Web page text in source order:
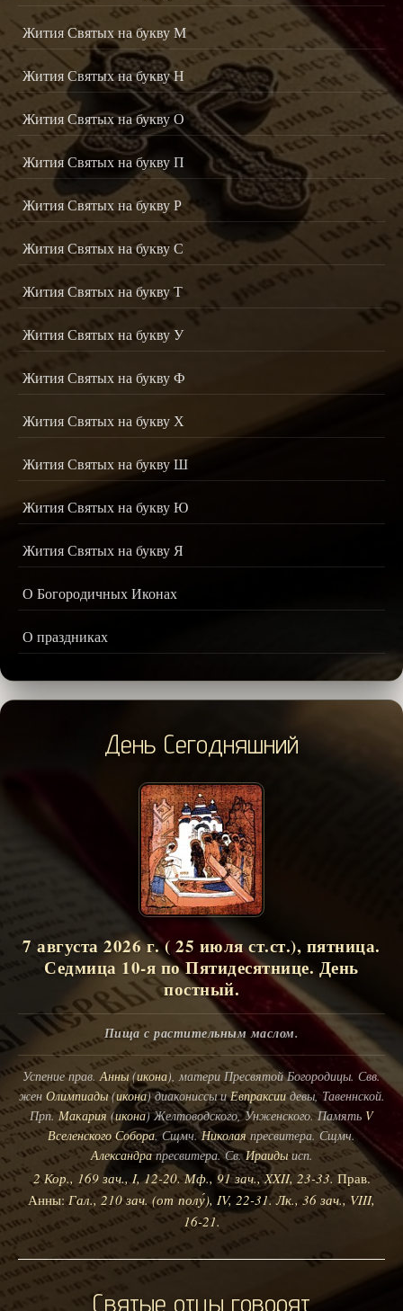
Жития Святых на букву М
Жития Святых на букву Н
Жития Святых на букву О
Жития Святых на букву П
Жития Святых на букву Р
Жития Святых на букву С
Жития Святых на букву Т
Жития Святых на букву У
Жития Святых на букву Ф
Жития Святых на букву Х
Жития Святых на букву Ш
Жития Святых на букву Ю
Жития Святых на букву Я
О Богородичных Иконах
О праздниках
День Сегодняшний
7 августа 2026 г. ( 25 июля ст.ст.), пятница.
Седмица 10-я по Пятидесятнице. День
постный.
Пища с растительным маслом.
Успение прав.Анны(икона), матери Пресвятой Богородицы. Свв.
жен Олимпиады(икона) диакониссы иЕвпраксиидевы, Тавеннской.
Прп.Макария(икона) Желтоводского, Унженского. Память V
Вселенского Собора. Сщмч.Николаяпресвитера. Сщмч.
Александрапресвитера. Св.Ираидыисп.
2 Кор., 169 зач., I, 12-20. Мф., 91 зач., XXII, 23-33. Прав.
Анны:Гал., 210 зач. (от полу́), IV, 22-31. Лк., 36 зач., VIII,
16-21.
Святые отцы говорят